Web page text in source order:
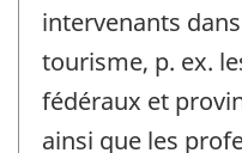
intervenants
tourisme, p. ex.
fédéraux et
ainsi que les